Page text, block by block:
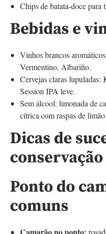
Chips de batata-doce para
Bebidas e
Vinhos brancos
Vermentino, Albariño.
Cervejas claras lupuladas:
Session IPA leve.
Sem álcool: limonada de
cítrica com raspas de
Dicas de
Ponto do
comuns